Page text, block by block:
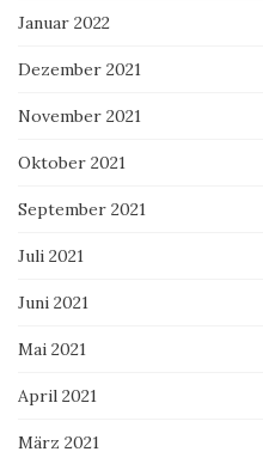
Januar 2022
Dezember 2021
November 2021
Oktober 2021
September 2021
Juli 2021
Juni 2021
Mai 2021
April 2021
März 2021